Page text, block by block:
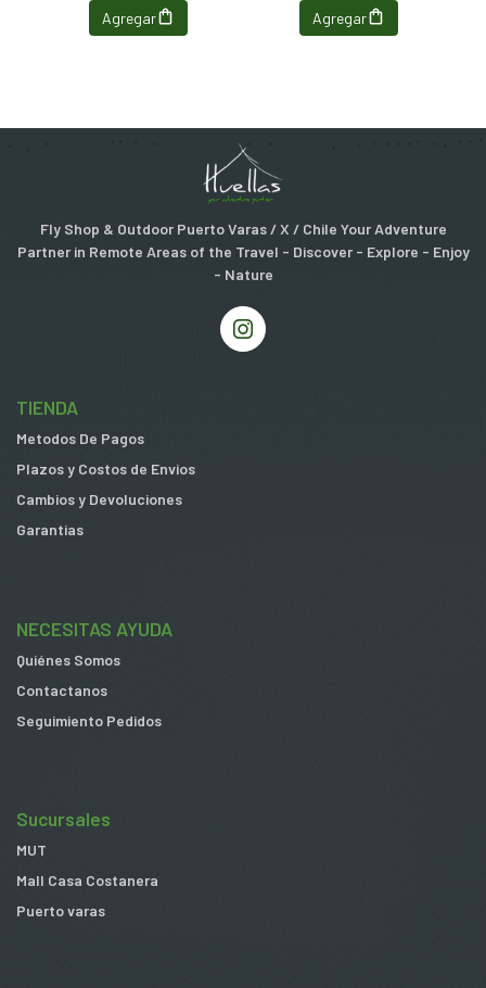
Agregar Agregar
Fly Shop & Outdoor Puerto Varas / X / Chile Your Adventure
Partner in Remote Areas of the Travel - Discover - Explore - Enjoy
- Nature
TIENDA
Metodos De Pagos
Plazos y Costos de Envios
Cambios y Devoluciones
Garantias
NECESITAS AYUDA
Quiénes Somos
Contactanos
Seguimiento Pedidos
Sucursales
MUT
Mall Casa Costanera
Puerto varas